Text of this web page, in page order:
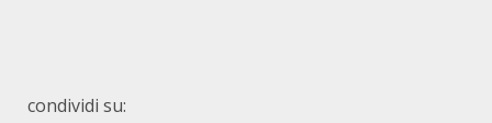
condividi su: